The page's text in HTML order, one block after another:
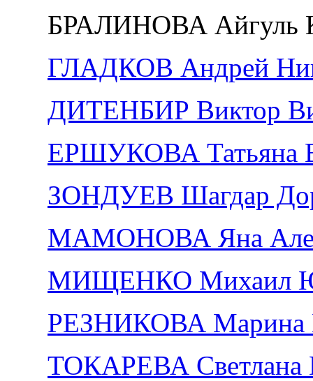
БРАЛИНОВА Айгуль
ГЛАДКОВ Андрей
ДИТЕНБИР Виктор
ЕРШУКОВА Татьяна
ЗОНДУЕВ Шагдар
МАМОНОВА Яна
МИЩЕНКО Михаил
РЕЗНИКОВА Марина
ТОКАРЕВА Светлана